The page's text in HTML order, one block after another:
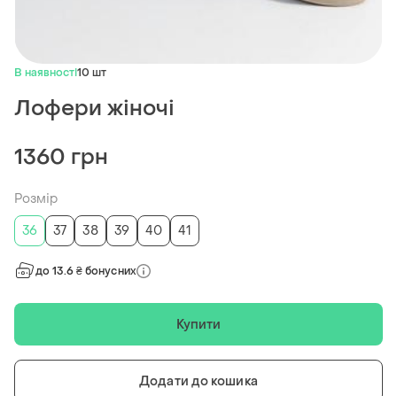
В наявності10 шт
Лофери жіночі
1360 грн
Розмір
36
37 38 39 40 41
до 13.6 ₴ бонусних
Купити
Додати до кошика